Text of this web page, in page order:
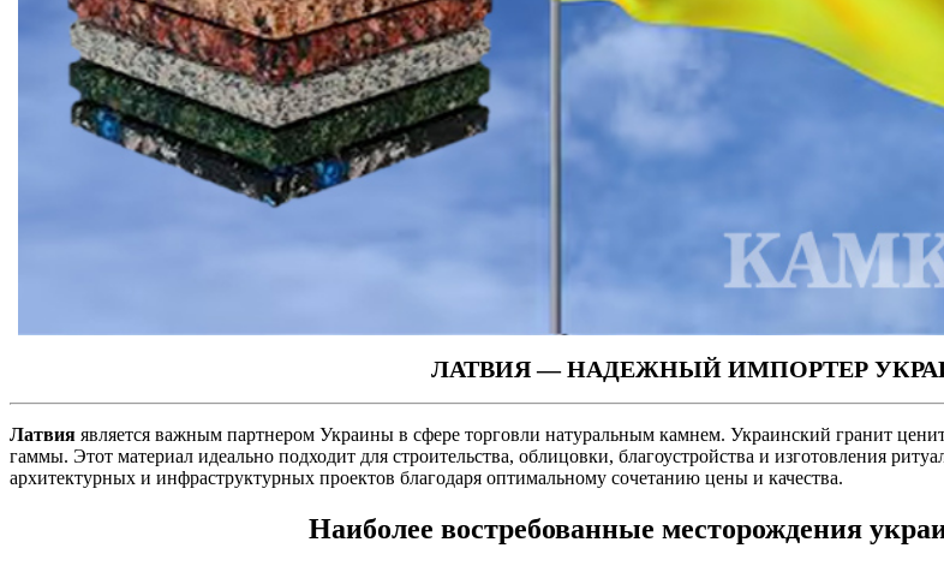
ЛАТВИЯ — НАДЕЖНЫЙ ИМПОРТЕР
Латвия является важным партнером Украины в сфере торговли натуральным камнем. Украинский гранит
гаммы. Этот материал идеально подходит для строительства, облицовки, благоустройства и изготовления
архитектурных и инфраструктурных проектов благодаря оптимальному сочетанию цены и качества.
Наиболее востребованные месторождения